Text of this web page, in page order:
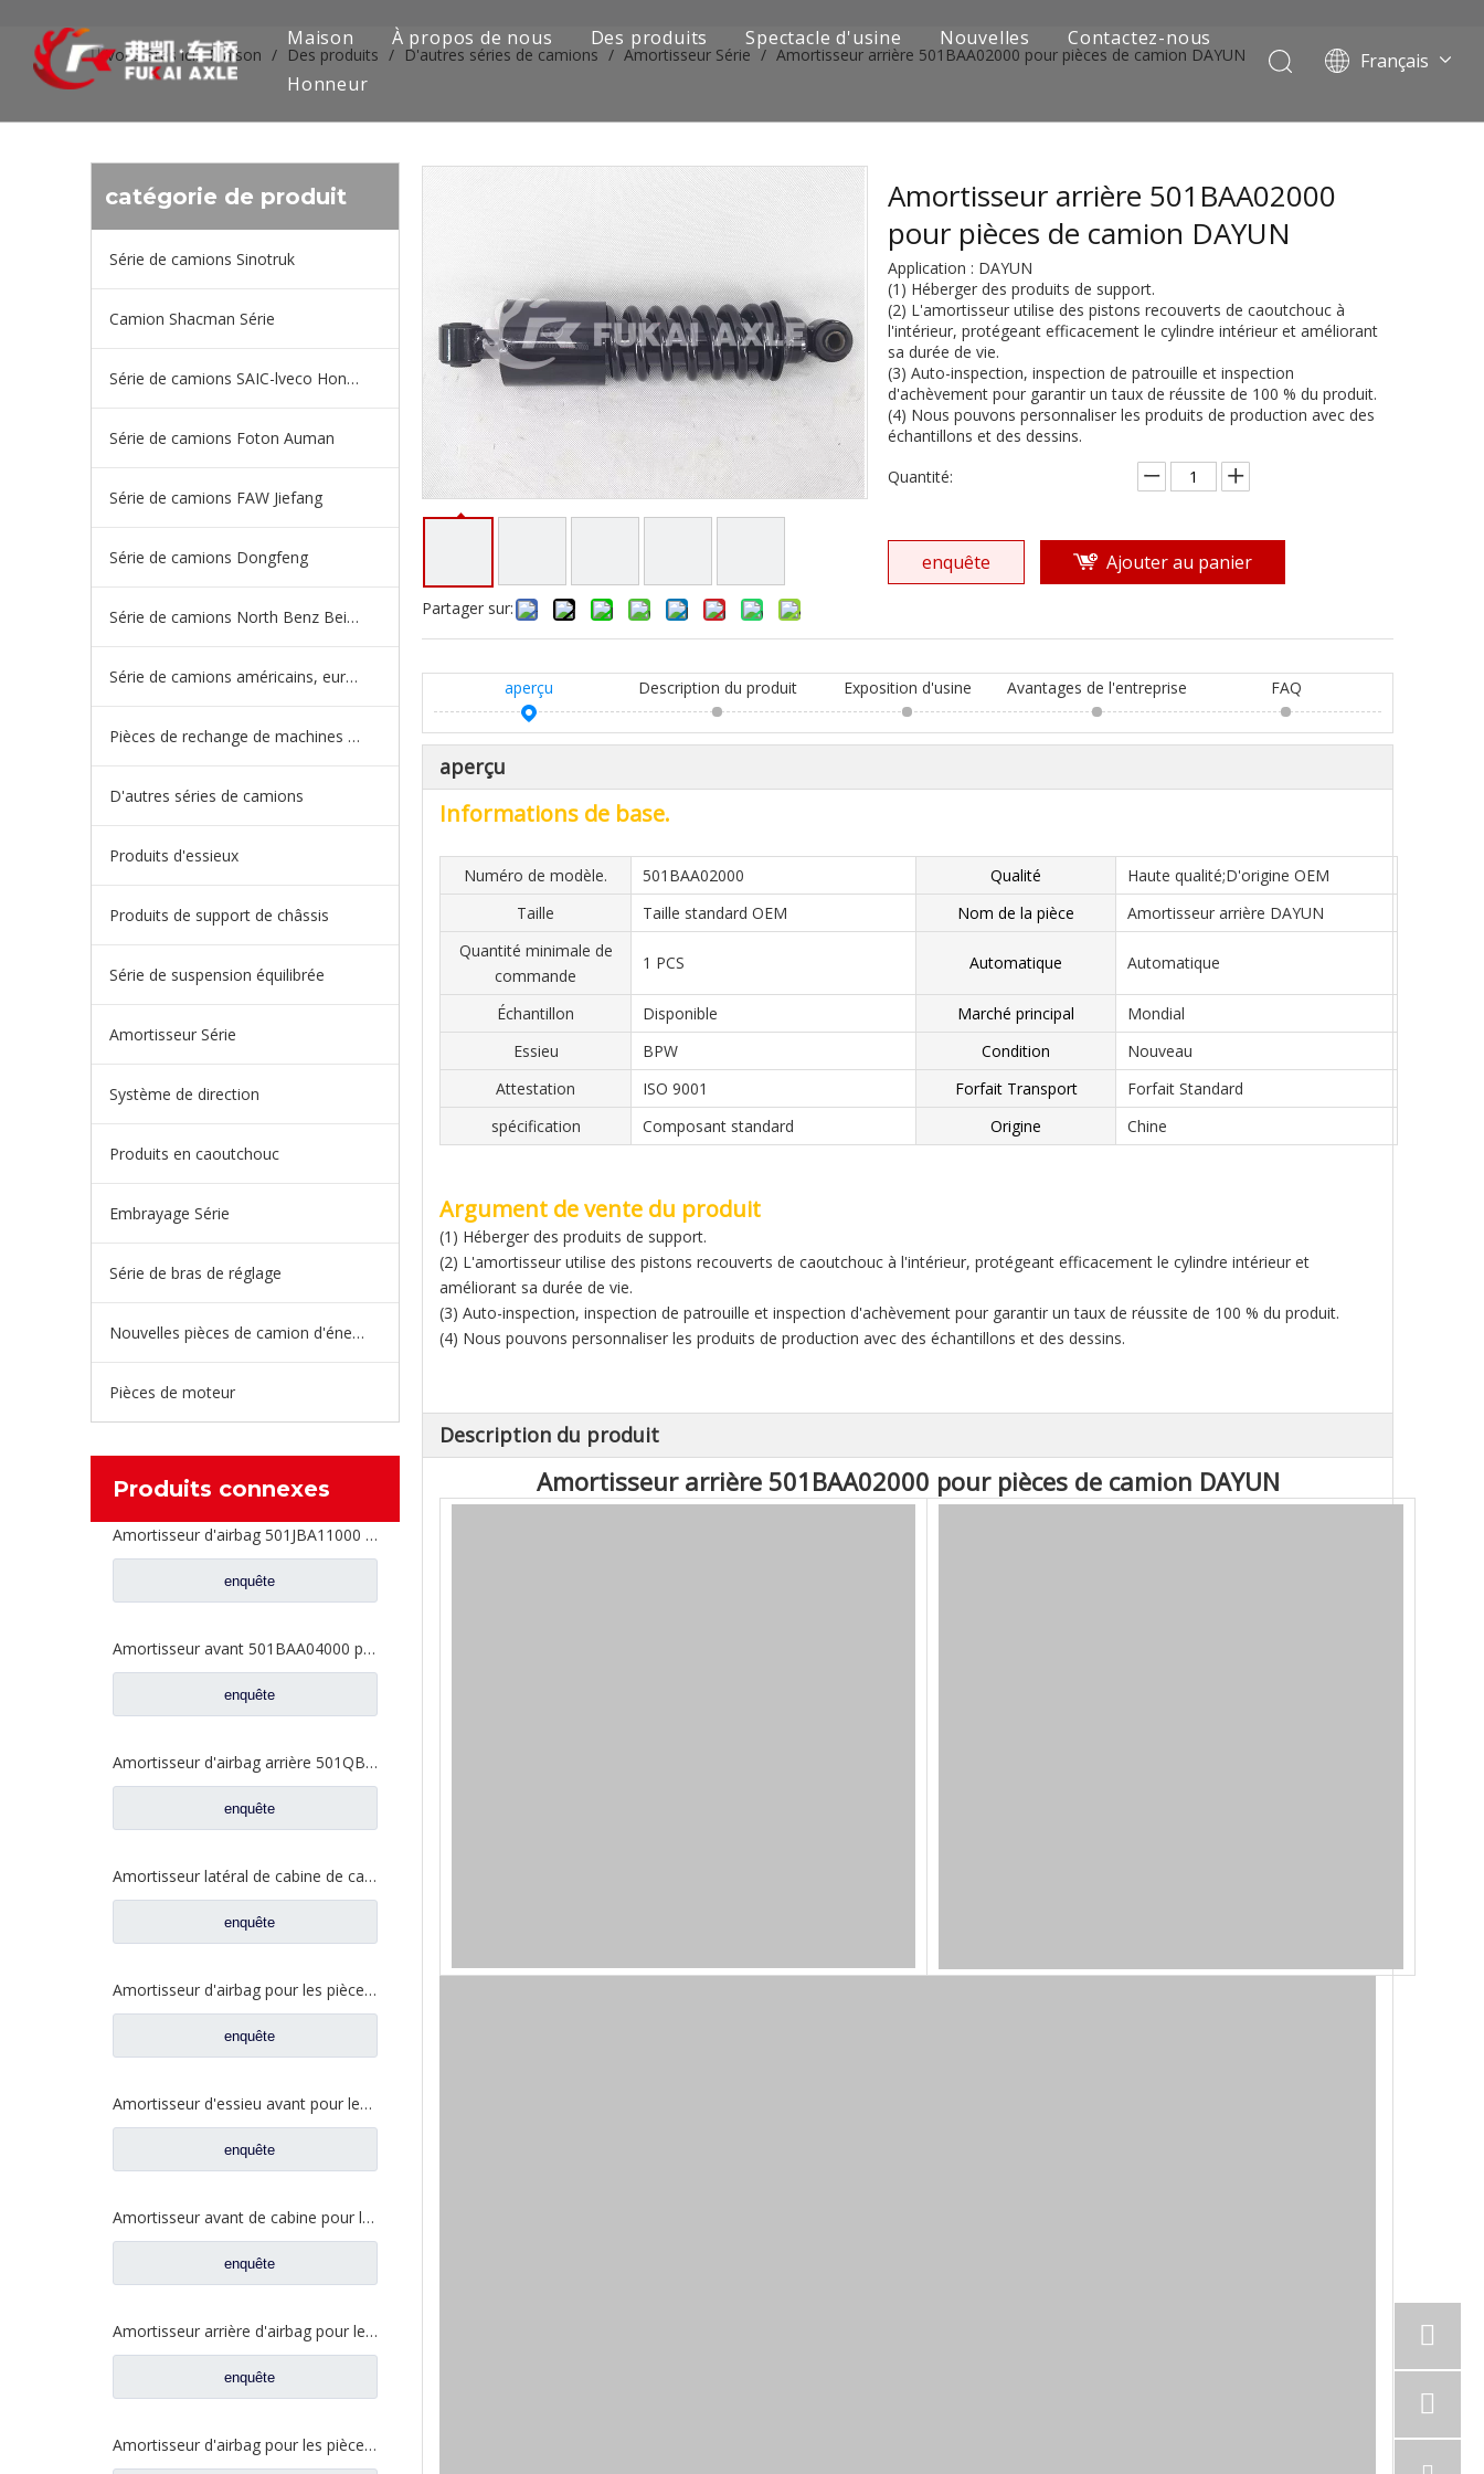
Maison À propos de nous Des produits
Série de camions SAIC-lveco Hongyan
Série de camions Foton Auman
Série de camions FAW Jiefang
Série de camions Dongfeng
Série de camions européens et japonais
Pièces de rechange de machines d'ingénierie de camion minier
D'autres séries de camions
Spectacle d'usine Nouvelles
Contactez-nous
Honneur
Français
Pусский
Vous êtes ici: Maison / Des produits / D'autres séries de camions / Amortisseur Série / Amortisseur arrière 501BAA02000 pour pièces de camion DAYUN
catégorie de produit
Série de camions Sinotruk
Camion Shacman Série
Série de camions SAIC-lveco Hongyan
Série de camions Foton Auman
Série de camions FAW Jiefang
Série de camions Dongfeng
Série de camions North Benz Beiben
Série de camions américains, européens et japonais
Pièces de rechange de machines d'ingénierie de camion minier
D'autres séries de camions
Produits d'essieux
Produits de support de châssis
Série de suspension équilibrée
Amortisseur Série
Système de direction
Produits en caoutchouc
Embrayage Série
Série de bras de réglage
Nouvelles pièces de camion d'énergie
Pièces de moteur
Produits connexes
Amortisseur d'airbag 501JBA11000 pour pièces de camion DAYUN
enquête
Amortisseur avant 501BAA04000 pour pièces de camion DAYUN
enquête
Amortisseur d'airbag arrière 501QBC10000 pour pièces de camion DAYUN
enquête
Amortisseur latéral de cabine de cabine 501BAA01000 pour pièces de camion DAYUN
enquête
Amortisseur d'airbag pour les pièces de rechange 61020126 de camion de SANY
enquête
Amortisseur d'essieu avant pour les pièces de rechange 54300-H050 de camion de JAC
enquête
Amortisseur avant de cabine pour les pièces de rechange 86831Y4010 de camion de JAC
enquête
Amortisseur arrière d'airbag pour les pièces de rechange 5004190Y8010 de camion de JAC
enquête
Amortisseur d'airbag pour les pièces de rechange 1V9144 de camion de Volvo
Partager sur:
Amortisseur arrière 501BAA02000
pour pièces de camion DAYUN
Application : DAYUN
(1) Héberger des produits de support.
(2) L'amortisseur utilise des pistons recouverts de caoutchouc à
l'intérieur, protégeant efficacement le cylindre intérieur et améliorant
sa durée de vie.
(3) Auto-inspection, inspection de patrouille et inspection
d'achèvement pour garantir un taux de réussite de 100 % du produit.
(4) Nous pouvons personnaliser les produits de production avec des
échantillons et des dessins.
Quantité:
enquête Ajouter au panier
aperçu Description du produit Exposition d'usine Avantages de l'entreprise FAQ
aperçu
Informations de base.
Numéro de modèle. 501BAA02000 Qualité
Haute qualité;D'origine OEM
Taille
Taille standard OEM Nom de la pièce
Amortisseur arrière DAYUN
Quantité minimale de
commande
1 PCS Automatique Automatique
Échantillon Disponible Marché principal
Mondial
Essieu
BPW Condition
Nouveau
Attestation
ISO 9001 Forfait Transport
Forfait Standard
spécification
Composant standard Origine Chine
Argument de vente du produit
(1) Héberger des produits de support.
(2) L'amortisseur utilise des pistons recouverts de caoutchouc à l'intérieur, protégeant efficacement le cylindre intérieur et
améliorant sa durée de vie.
(3) Auto-inspection, inspection de patrouille et inspection d'achèvement pour garantir un taux de réussite de 100 % du produit.
(4) Nous pouvons personnaliser les produits de production avec des échantillons et des dessins.
Description du produit
Amortisseur arrière 501BAA02000 pour pièces de camion DAYUN